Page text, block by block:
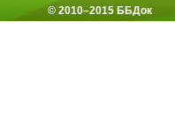
© 2010–2015 ББДок